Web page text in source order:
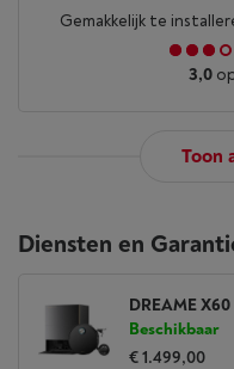
Gemakkelijk te
3,0
Toon
Diensten en
DREAME X60
Beschikbaar
€ 1.499,00